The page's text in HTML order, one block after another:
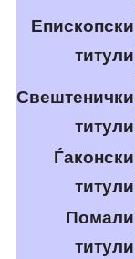
Епископски
титули
Свештенички
титули
Ѓаконски
титули
Помали
титули